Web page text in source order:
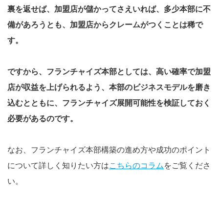
裏を返せば、加盟店が儲かってさえいれば、多少本部に不
備があろうとも、加盟店からクレームがつくことは稀で
す。
ですから、フランチャイズ本部としては、高い確率で加盟
店が収益を上げられるよう、本部のビジネスモデルを磨き
込むとともに、フランチャイズ展開可能性を検証しておく
必要があるのです。
なお、フランチャイズ本部構築の進め方や成功のポイント
について詳しく知りたい方はこちらのコラムをご覧くださ
い。